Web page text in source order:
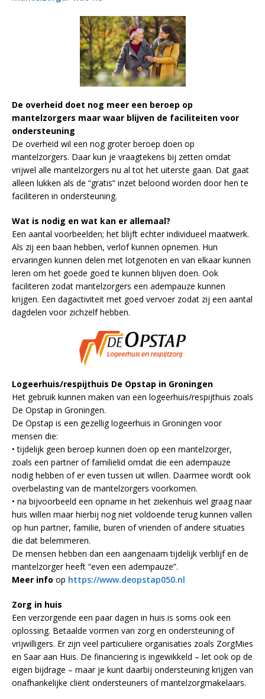
De overheid doet nog meer een beroep op
mantelzorgers maar waar blijven de faciliteiten voor
ondersteuning
De overheid wil een nog groter beroep doen op
mantelzorgers. Daar kun je vraagtekens bij zetten omdat
vrijwel alle mantelzorgers nu al tot het uiterste gaan. Dat gaat
alleen lukken als de “gratis” inzet beloond worden door hen te
faciliteren in ondersteuning.
Wat is nodig en wat kan er allemaal?
Een aantal voorbeelden; het blijft echter individueel maatwerk.
Als zij een baan hebben, verlof kunnen opnemen. Hun
ervaringen kunnen delen met lotgenoten en van elkaar kunnen
leren om het goede goed te kunnen blijven doen. Ook
faciliteren zodat mantelzorgers een adempauze kunnen
krijgen. Een dagactiviteit met goed vervoer zodat zij een aantal
dagdelen voor zichzelf hebben.
Logeerhuis/respijthuis De Opstap in Groningen
Het gebruik kunnen maken van een logeerhuis/respijthuis zoals
De Opstap in Groningen.
De Opstap is een gezellig logeerhuis in Groningen voor
mensen die:
• tijdelijk geen beroep kunnen doen op een mantelzorger,
zoals een partner of familielid omdat die een adempauze
nodig hebben of er even tussen uit willen. Daarmee wordt ook
overbelasting van de mantelzorgers voorkomen.
• na bijvoorbeeld een opname in het ziekenhuis wel graag naar
huis willen maar hierbij nog niet voldoende terug kunnen vallen
op hun partner, familie, buren of vrienden of andere situaties
die dat belemmeren.
De mensen hebben dan een aangenaam tijdelijk verblijf en de
mantelzorger heeft “even een adempauze”.
Meer info op https://www.deopstap050.nl
Zorg in huis
Een verzorgende een paar dagen in huis is soms ook een
oplossing. Betaalde vormen van zorg en ondersteuning of
vrijwilligers. Er zijn veel particuliere organisaties zoals ZorgMies
en Saar aan Huis. De financiering is ingewikkeld – let ook op de
eigen bijdrage – maar je kunt daarbij ondersteuning krijgen van
onafhankelijke cliënt ondersteuners of mantelzorgmakelaars.